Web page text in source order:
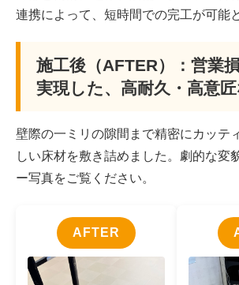
連携によって、短時間での完工が可能
施工後（AFTER）：営業
実現した、高耐久・高意
壁際の一ミリの隙間まで精密にカッテ
しい床材を敷き詰めました。劇的な変
ー写真をご覧ください。
AFTER